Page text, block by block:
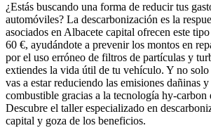
¿Estás buscando una forma de reducir tus
automóviles? La descarbonización es la
asociados en Albacete capital ofrecen este
60 €, ayudándote a prevenir los montos en
por el uso erróneo de filtros de partículas y
extiendes la vida útil de tu vehículo. Y no solo
vas a estar reduciendo las emisiones dañinas
combustible gracias a la tecnología hy-carbon
Descubre el taller especializado en
capital y goza de los beneficios.